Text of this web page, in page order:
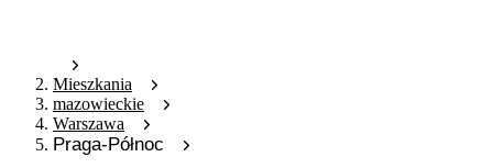
Mieszkania
mazowieckie
Warszawa
Praga-Północ